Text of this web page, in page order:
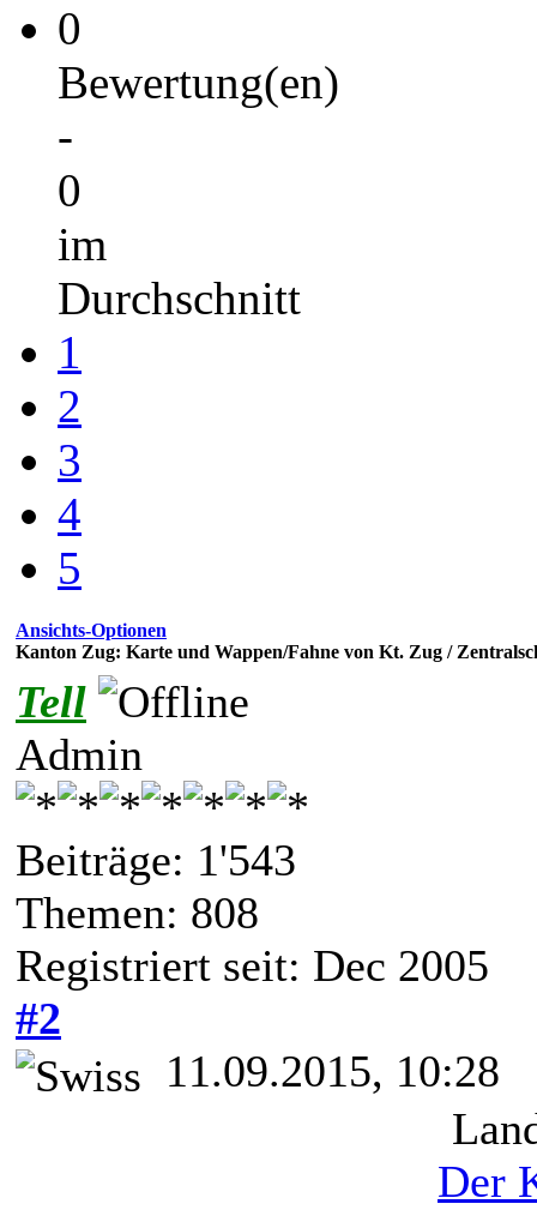
0
Bewertung(en)
-
0
im
Durchschnitt
1
2
3
4
5
Ansichts-Optionen
Kanton Zug: Karte und Wappen/Fahne von Kt. Zug /
Tell
Admin
Beiträge: 1'543
Themen: 808
Registriert seit: Dec 2005
#2
11.09.2015, 10:28
Der